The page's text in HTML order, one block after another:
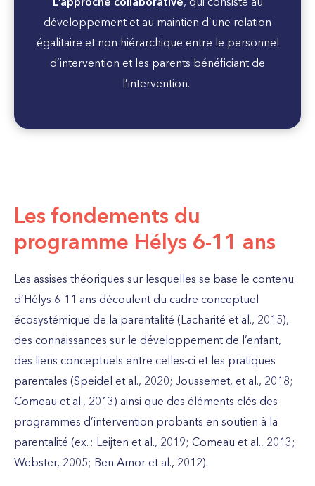
développement et au maintien d’une relation
égalitaire et non hiérarchique entre le personnel
d’intervention et les parents bénéficiant de
l’intervention.
Les fondements du
programme Hélys 6-11 ans
Les assises théoriques sur lesquelles se base le contenu
d’Hélys 6-11 ans découlent du cadre conceptuel
écosystémique de la parentalité (Lacharité et al., 2015),
des connaissances sur le développement de l’enfant,
des liens conceptuels entre celles-ci et les pratiques
parentales (Speidel et al., 2020; Joussemet, et al., 2018;
Comeau et al., 2013) ainsi que des éléments clés des
programmes d’intervention probants en soutien à la
parentalité (ex. : Leijten et al., 2019; Comeau et al., 2013;
Webster, 2005; Ben Amor et al., 2012).